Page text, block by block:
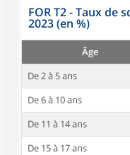
FOR T2 - Taux de
2023 (en %)
Âge
De 2 à 5 ans
De 6 à 10 ans
De 11 à 14 ans
De 15 à 17 ans